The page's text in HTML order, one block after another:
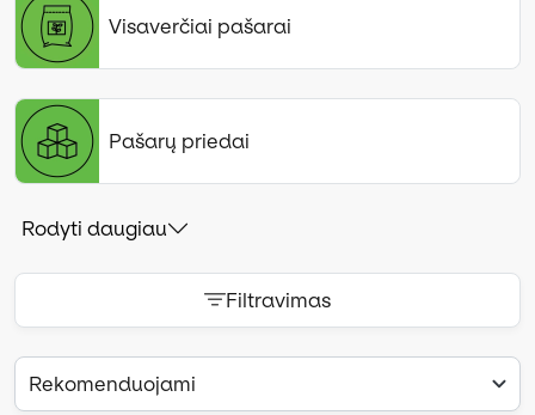
Visaverčiai pašarai
Pašarų priedai
Rodyti daugiau
Filtravimas
Rekomenduojami